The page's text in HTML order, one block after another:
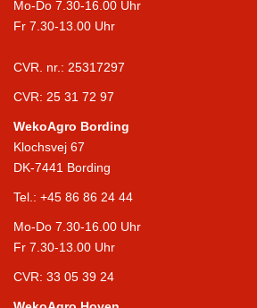
Mo-Do 7.30-16.00 Uhr
Fr 7.30-13.00 Uhr
CVR. nr.: 25317297
CVR: 25 31 72 97
WekoAgro Bording
Klochsvej 67
DK-7441 Bording
Tel.: +45 86 86 24 44
Mo-Do 7.30-16.00 Uhr
Fr 7.30-13.00 Uhr
CVR: 33 05 39 24